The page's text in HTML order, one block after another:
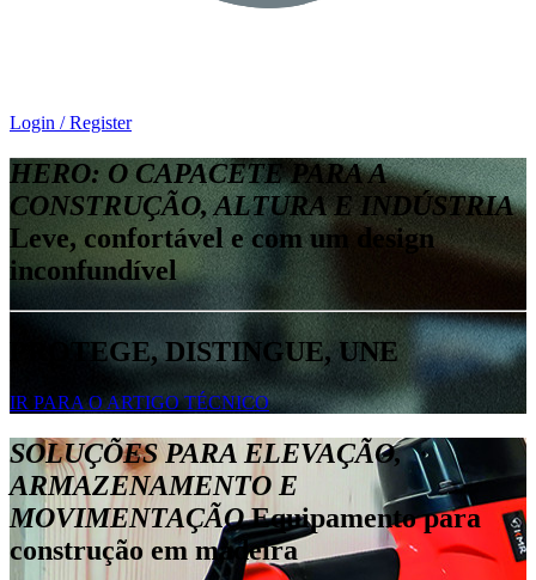
Login / Register
HERO: O CAPACETE PARA A
CONSTRUÇÃO, ALTURA E INDÚSTRIA
Leve, confortável e com um design
inconfundível
PROTEGE, DISTINGUE, UNE
IR PARA O ARTIGO TÉCNICO
SOLUÇÕES PARA ELEVAÇÃO,
ARMAZENAMENTO E
MOVIMENTAÇÃO Equipamento para
construção em madeira